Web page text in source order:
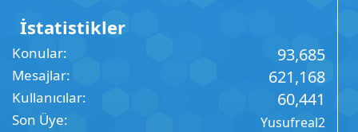
İstatistikler
Konular 93,685
Mesajlar 621,168
Kullanıcılar 60,441
Son Üye Yusufreal2